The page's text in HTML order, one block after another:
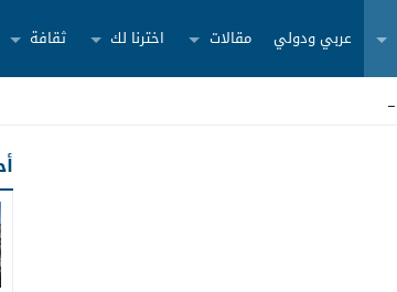
عربي ودولي مقالات اخترنا لك ثقافة